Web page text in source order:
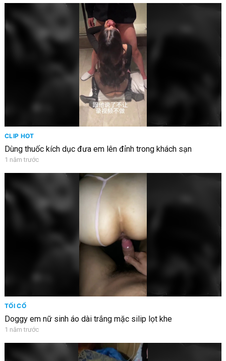
CLIP HOT
Dùng thuốc kích dục đưa em lên đỉnh trong khách sạn
1 năm trước
TỐI CỔ
Doggy em nữ sinh áo dài trắng mặc silip lọt khe
1 năm trước